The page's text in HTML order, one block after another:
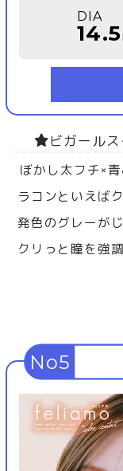
DIA
14.5
ビガール
ぼかし太フチ×
ラコンといえば
発色のグレーが
クリっと瞳を強
No5